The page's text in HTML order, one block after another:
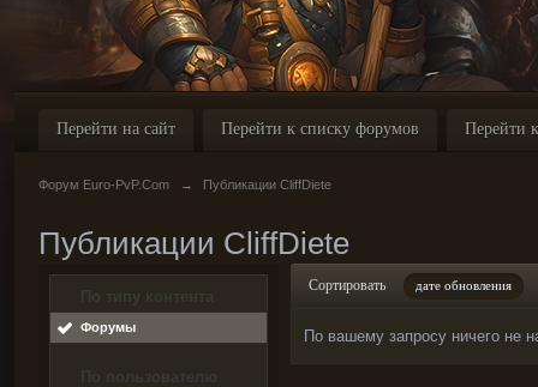
Перейти на сайт Перейти к списку форумов Перейти
Форум Euro-PvP.Com → Публикации CliffDiete
Публикации CliffDiete
По типу контента
Форумы
По пользователю
Сортировать дате обновления
По вашему запросу ничего не